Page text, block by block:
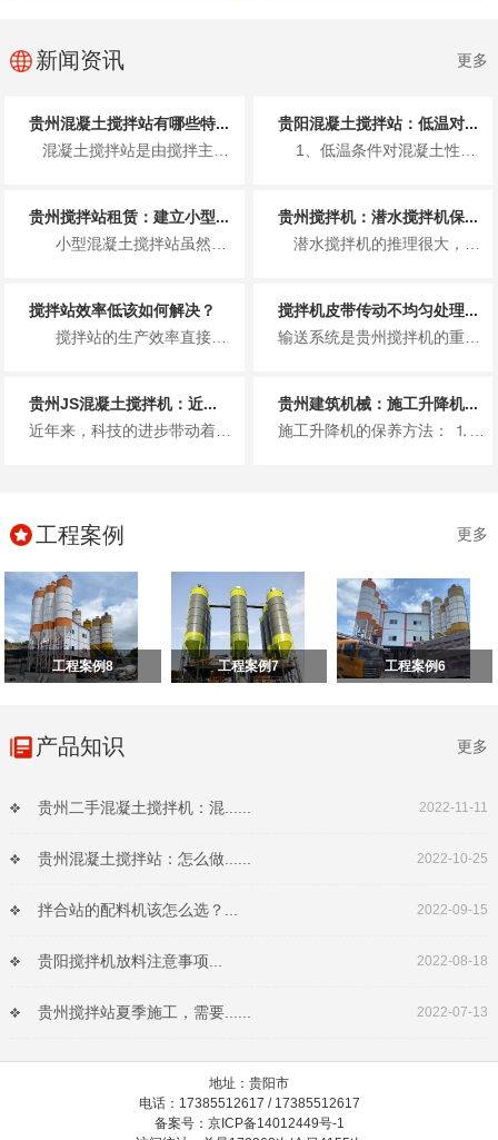
新闻资讯 更多
贵州混凝土搅拌站有哪些特...
混凝土搅拌站是由搅拌主机、物料称量系统、物料输送系统、物料贮存系统、控制系统五大组成系统和其他...
贵阳混凝土搅拌站：低温对...
1、低温条件对混凝土性能的影响 （1）低温条件对混凝土早期...
贵州搅拌站租赁：建立小型...
小型混凝土搅拌站虽然占地面积不大，生产效率也不是十分高，但是在建立小型混凝土搅...
贵州搅拌机：潜水搅拌机保...
潜水搅拌机的推理很大，使用寿命也长，从而主要被用于污水处理厂这一方面，但是质量再好的搅拌机也需要做好定期的维修保养工作...
搅拌站效率低该如何解决？
搅拌站的生产效率直接决定了单位时间内，混凝土的生产量。同样的时间内，生产的混凝...
搅拌机皮带传动不均匀处理...
输送系统是贵州搅拌机的重要组成部分。如果传送带输送的骨料不均匀，则称骨料体积积聚在传送带上，导致传送带松动或传送带上的聚...
贵州JS混凝土搅拌机：近...
近年来，科技的进步带动着国内的混凝土搅拌机行业的突飞猛进的发展，在改政策之前，我国建设工地的混凝土大都是现场搅拌，使用的...
贵州建筑机械：施工升降机...
施工升降机的保养方法： ⒈每月保养 升降台保养时人员进入升降台内部工作，须吊住升降机防止升降台突然下降而导致人员伤亡...
工程案例 更多
工程案例8 工程案例7 工程案例6
产品知识 更多
贵州二手混凝土搅拌机：混...... 2022-11-11
贵州混凝土搅拌站：怎么做...... 2022-10-25
拌合站的配料机该怎么选？... 2022-09-15
贵阳搅拌机放料注意事项... 2022-08-18
贵州搅拌站夏季施工，需要...... 2022-07-13
地址：贵阳市
电话：17385512617 / 17385512617
备案号：京ICP备14012449号-1